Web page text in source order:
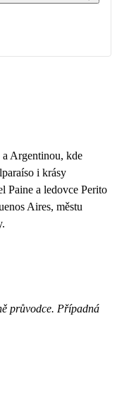
a Argentinou, kde
i krásy
Paine a ledovce Perito
Aires, městu
průvodce. Případná